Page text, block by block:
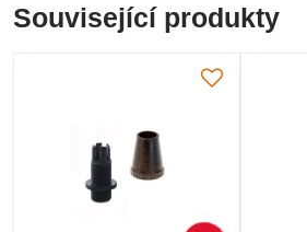
Související produkty